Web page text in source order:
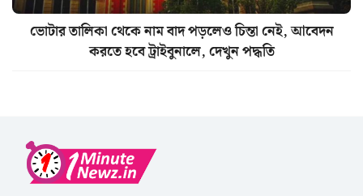
ভোটার তালিকা থেকে নাম বাদ পড়লেও চিন্তা নেই, আবেদন
করতে হবে ট্রাইবুনালে, দেখুন পদ্ধতি